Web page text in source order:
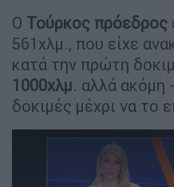
Ο Τούρκος πρόεδρος
561χλμ., που είχε
κατά την πρώτη
1000χλμ. αλλά ακόμη
δοκιμές μέχρι να το